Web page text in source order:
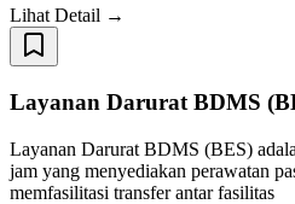
Lihat Detail →
Layanan Darurat BDMS
Layanan Darurat BDMS (BES)
jam yang menyediakan perawatan
memfasilitasi transfer antar fasilitas